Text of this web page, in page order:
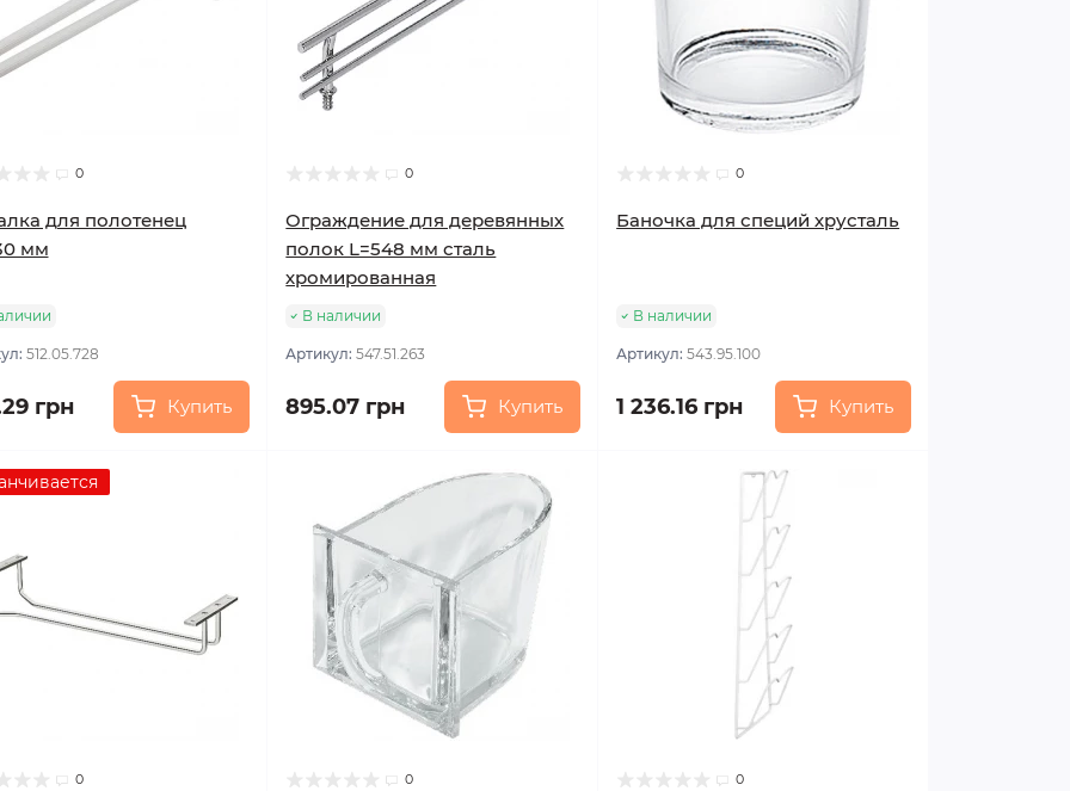
0
для полотенец
мм
512.05.728
грн Купить
0
Ограждение для деревянных
полок L=548 мм сталь
хромированная
В наличии
Артикул:547.51.263
895.07 грн Купить
0
Баночка для специй хрусталь
В наличии
Артикул:543.95.100
1 236.16 грн Купить
0 0 0